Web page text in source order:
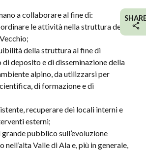
a collaborare al fine di:
le attività nella struttura del
della struttura al fine di
di deposito e di disseminazione della
alpino, da utilizzarsi per
di formazione e di
recuperare dei locali interni e
esterni;
pubblico sull’evoluzione
Valle di Ala e, più in generale,